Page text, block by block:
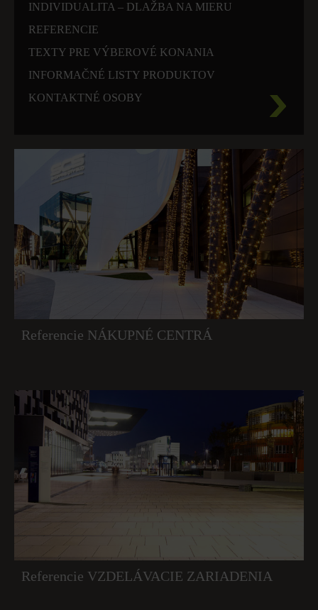
INDIVIDUALITA – DLAŽBA NA MIERU
REFERENCIE
TEXTY PRE VÝBEROVÉ KONANIA
INFORMAČNÉ LISTY PRODUKTOV
KONTAKTNÉ OSOBY
Referencie NÁKUPNÉ CENTRÁ
Referencie VZDELÁVACIE ZARIADENIA